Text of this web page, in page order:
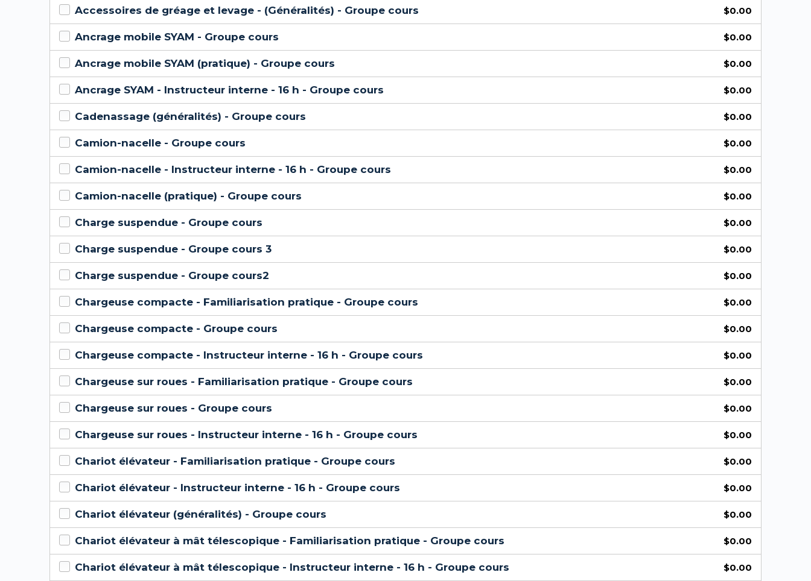
Accessoires de gréage et levage - (Généralités) - Groupe cours $0.00
Ancrage mobile SYAM - Groupe cours $0.00
Ancrage mobile SYAM (pratique) - Groupe cours $0.00
Ancrage SYAM - Instructeur interne - 16 h - Groupe cours $0.00
Cadenassage (généralités) - Groupe cours $0.00
Camion-nacelle - Groupe cours $0.00
Camion-nacelle - Instructeur interne - 16 h - Groupe cours $0.00
Camion-nacelle (pratique) - Groupe cours $0.00
Charge suspendue - Groupe cours $0.00
Charge suspendue - Groupe cours 3 $0.00
Charge suspendue - Groupe cours2 $0.00
Chargeuse compacte - Familiarisation pratique - Groupe cours $0.00
Chargeuse compacte - Groupe cours $0.00
Chargeuse compacte - Instructeur interne - 16 h - Groupe cours $0.00
Chargeuse sur roues - Familiarisation pratique - Groupe cours $0.00
Chargeuse sur roues - Groupe cours $0.00
Chargeuse sur roues - Instructeur interne - 16 h - Groupe cours $0.00
Chariot élévateur - Familiarisation pratique - Groupe cours $0.00
Chariot élévateur - Instructeur interne - 16 h - Groupe cours $0.00
Chariot élévateur (généralités) - Groupe cours $0.00
Chariot élévateur à mât télescopique - Familiarisation pratique - Groupe cours $0.00
Chariot élévateur à mât télescopique - Instructeur interne - 16 h - Groupe cours $0.00